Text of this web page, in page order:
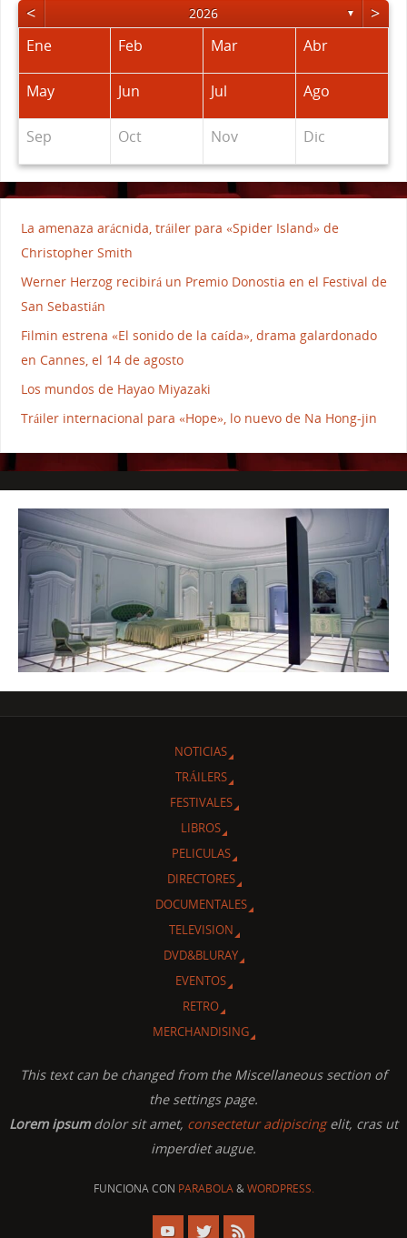
< 2026 ▼ >
Ene Feb Mar Abr
May Jun Jul Ago
Sep Oct Nov Dic
La amenaza arácnida, tráiler para «Spider Island» de
Christopher Smith
Werner Herzog recibirá un Premio Donostia en el Festival de
San Sebastián
Filmin estrena «El sonido de la caída», drama galardonado
en Cannes, el 14 de agosto
Los mundos de Hayao Miyazaki
Tráiler internacional para «Hope», lo nuevo de Na Hong-jin
NOTICIAS
TRÁILERS
FESTIVALES
LIBROS
PELICULAS
DIRECTORES
DOCUMENTALES
TELEVISION
DVD&BLURAY
EVENTOS
RETRO
MERCHANDISING
This text can be changed from the Miscellaneous section of
the settings page.
Lorem ipsumdolor sit amet, consectetur adipiscingelit, cras ut
imperdiet augue.
FUNCIONA CON PARABOLA&WORDPRESS.